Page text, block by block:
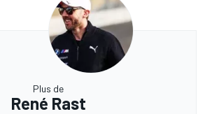
Plus de
René Rast